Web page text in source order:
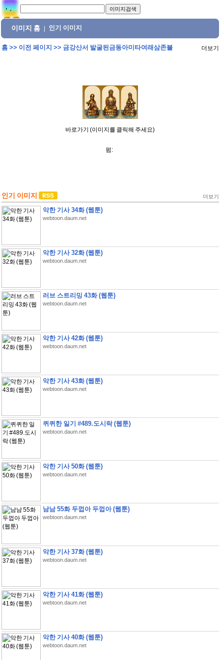
이미지 홈 인기 이미지
홈>> 이전 페이지 >> 금강산서 발굴된금동아미타여래삼존불 더보기
바로가기 (이미지를 클릭해 주세요)
펌:
인기 이미지 더보기
악한 기사 34화 (웹툰)
webtoon.daum.net
악한 기사 32화 (웹툰)
webtoon.daum.net
러브 스트리밍 43화 (웹툰)
webtoon.daum.net
악한 기사 42화 (웹툰)
webtoon.daum.net
악한 기사 43화 (웹툰)
webtoon.daum.net
퀴퀴한 일기 #489.도시락 (웹툰)
webtoon.daum.net
악한 기사 50화 (웹툰)
webtoon.daum.net
남남 55화 두껍아 두껍아 (웹툰)
webtoon.daum.net
악한 기사 37화 (웹툰)
webtoon.daum.net
악한 기사 41화 (웹툰)
webtoon.daum.net
악한 기사 40화 (웹툰)
webtoon.daum.net